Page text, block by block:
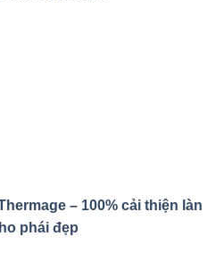
– 100% cải thiện làn
phái đẹp